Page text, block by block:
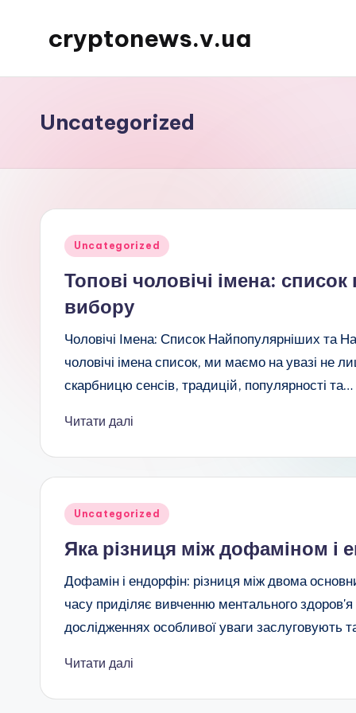
Перейтиcryptonews.v.ua
криптовалют,
та
гайди.
Uncategorized
Опубліковано
Uncategorized
Топові чоловічі імена:
вибору
Чоловічі Імена: Список Найпопулярніших та
чоловічі імена список, ми маємо на увазі не
скарбницю сенсів, традицій, популярності та…
Читати далі
Опубліковано
Uncategorized
Яка різниця між дофаміном
Дофамін і ендорфін: різниця між двома
часу приділяє вивченню ментального
дослідженнях особливої уваги заслуговують
Читати далі